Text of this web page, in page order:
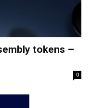
tokens –
0